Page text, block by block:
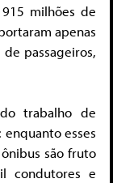
milhões de
apenas
passageiros,
trabalho de
esses
são fruto
condutores e